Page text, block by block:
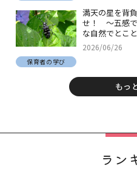
満天の星を背
せ！ ～五感で
な自然でとこ
2026/06/26
保育者の学び
もっ
ラン